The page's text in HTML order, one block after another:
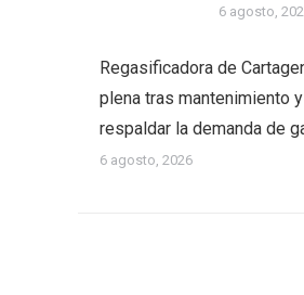
6 agosto,
Regasificadora de
plena tras mantenimiento
respaldar la demanda de
6 agosto, 2026